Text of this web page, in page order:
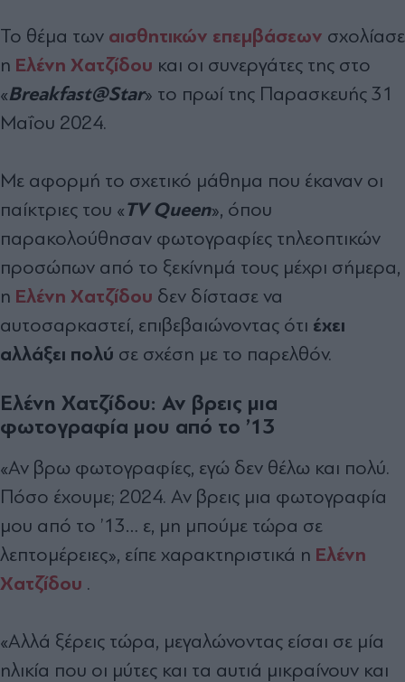
Το θέμα των αισθητικών επεμβάσεων σχολίασε
η Ελένη Χατζίδου και οι συνεργάτες της στο
«Breakfast@Star» το πρωί της Παρασκευής 31
Μαΐου 2024.
Με αφορμή το σχετικό μάθημα που έκαναν οι
παίκτριες του «TV Queen», όπου
παρακολούθησαν φωτογραφίες τηλεοπτικών
προσώπων από το ξεκίνημά τους μέχρι σήμερα,
η Ελένη Χατζίδου δεν δίστασε να
αυτοσαρκαστεί, επιβεβαιώνοντας ότι έχει
αλλάξει πολύ σε σχέση με το παρελθόν.
Ελένη Χατζίδου: Αν βρεις μια
φωτογραφία μου από το ’13
«Αν βρω φωτογραφίες, εγώ δεν θέλω και πολύ.
Πόσο έχουμε; 2024. Αν βρεις μια φωτογραφία
μου από το ’13… ε, μη μπούμε τώρα σε
λεπτομέρειες», είπε χαρακτηριστικά η Ελένη
Χατζίδου .
«Αλλά ξέρεις τώρα, μεγαλώνοντας είσαι σε μία
ηλικία που οι μύτες και τα αυτιά μικραίνουν και